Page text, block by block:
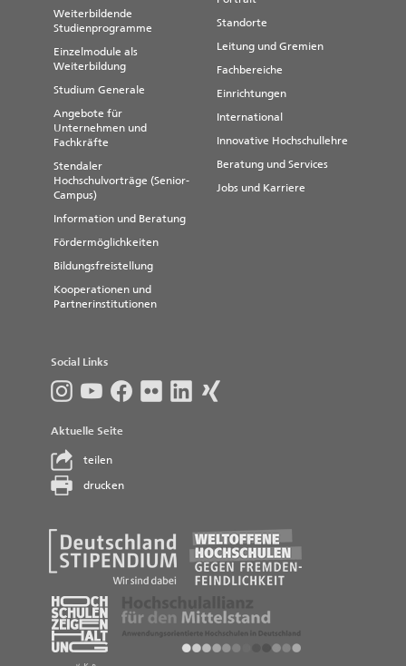
Weiterbildende
Studienprogramme
Einzelmodule als
Weiterbildung
Studium Generale
Angebote für
Unternehmen und
Fachkräfte
Stendaler
Hochschulvorträge (Senior-
Campus)
Information und Beratung
Fördermöglichkeiten
Bildungsfreistellung
Kooperationen und
Partnerinstitutionen
Standorte
Leitung und Gremien
Fachbereiche
Einrichtungen
International
Innovative Hochschullehre
Beratung und Services
Jobs und Karriere
Social Links
Aktuelle Seite
teilen
drucken